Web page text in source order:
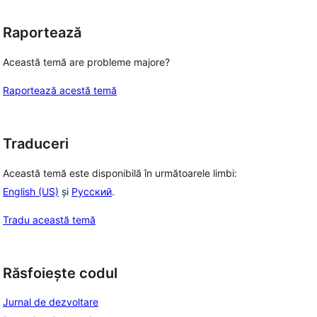
Raportează
Această temă are probleme majore?
Raportează acestă temă
Traduceri
Această temă este disponibilă în următoarele limbi:
English (US) și Русский.
Tradu această temă
Răsfoiește codul
Jurnal de dezvoltare